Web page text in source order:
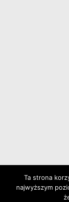
Ta strona
najwyższym